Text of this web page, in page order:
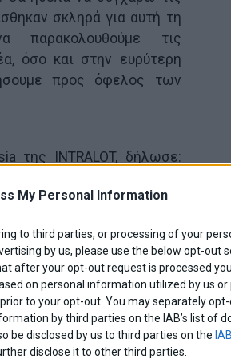
My Personal Information
to third parties, or processing of your
by us, please use the below opt-out
after your opt-out request is processed
on personal information utilized by us or
to your opt-out. You may separately
by third parties on the IAB’s list of
be disclosed by us to third parties on the
disclose it to other third parties.
σκληρά για αυτή τη
παρακολουθούμε τις
όσο και στην ευρύτερη
προς όφελος των
της INTRALOT, δήλωσε:
που λάβαμε στη Νότια
Κατά τη διάρκεια της
διαχειρίστηκε με
την επιτυχημένη
εμπλουτισμό του
περαιτέρω την
τη συνεισφορά της σε